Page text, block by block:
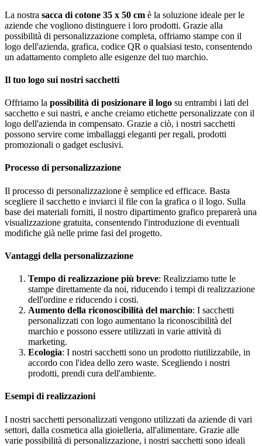
La nostra sacca di cotone 35 x 50 cm è la soluzione ideale per le
aziende che vogliono distinguere i loro prodotti. Grazie alla
possibilità di personalizzazione completa, offriamo stampe con il
logo dell'azienda, grafica, codice QR o qualsiasi testo, consentendo
un adattamento completo alle esigenze del tuo marchio.
Il tuo logo sui nostri sacchetti
Offriamo la possibilità di posizionare il logo su entrambi i lati del
sacchetto e sui nastri, e anche creiamo etichette personalizzate con il
logo dell'azienda in compensato. Grazie a ciò, i nostri sacchetti
possono servire come imballaggi eleganti per regali, prodotti
promozionali o gadget esclusivi.
Processo di personalizzazione
Il processo di personalizzazione è semplice ed efficace. Basta
scegliere il sacchetto e inviarci il file con la grafica o il logo. Sulla
base dei materiali forniti, il nostro dipartimento grafico preparerà una
visualizzazione gratuita, consentendo l'introduzione di eventuali
modifiche già nelle prime fasi del progetto.
Vantaggi della personalizzazione
Tempo di realizzazione più breve: Realizziamo tutte le
stampe direttamente da noi, riducendo i tempi di realizzazione
dell'ordine e riducendo i costi.
Aumento della riconoscibilità del marchio: I sacchetti
personalizzati con logo aumentano la riconoscibilità del
marchio e possono essere utilizzati in varie attività di
marketing.
Ecologia: I nostri sacchetti sono un prodotto riutilizzabile, in
accordo con l'idea dello zero waste. Scegliendo i nostri
prodotti, prendi cura dell'ambiente.
Esempi di realizzazioni
I nostri sacchetti personalizzati vengono utilizzati da aziende di vari
settori, dalla cosmetica alla gioielleria, all'alimentare. Grazie alle
varie possibilità di personalizzazione, i nostri sacchetti sono ideali